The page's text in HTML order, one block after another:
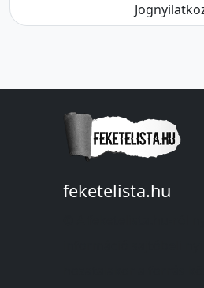
feketelista.hu